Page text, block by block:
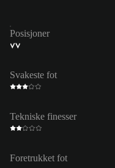
Posisjoner
VV
Svakeste fot
Tekniske finesser
Foretrukket fot